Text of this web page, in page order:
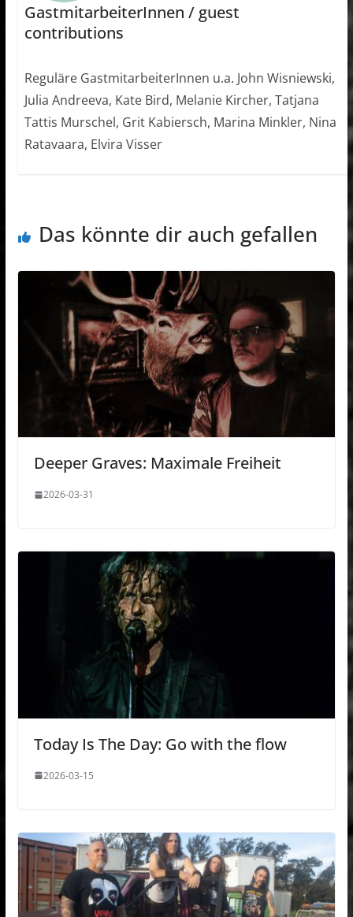
GastmitarbeiterInnen / guest
contributions
Reguläre GastmitarbeiterInnen u.a. John Wisniewski,
Julia Andreeva, Kate Bird, Melanie Kircher, Tatjana
Tattis Murschel, Grit Kabiersch, Marina Minkler, Nina
Ratavaara, Elvira Visser
Das könnte dir auch gefallen
Deeper Graves: Maximale Freiheit
2026-03-31
Today Is The Day: Go with the flow
2026-03-15